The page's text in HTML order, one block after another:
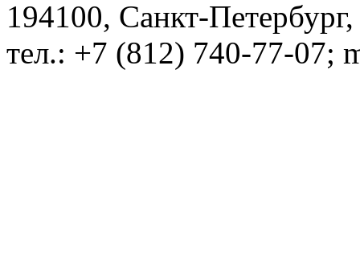
194100, Санкт-
тел.: +7 (812) 740-77-07;